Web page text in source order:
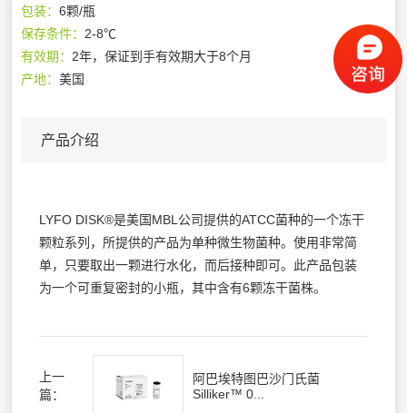
包装：6颗/瓶
保存条件： 2-8℃
有效期： 2年，保证到手有效期大于8个月
产地：美国
产品介绍
LYFO DISK®是美国MBL公司提供的ATCC菌种的一个冻干
颗粒系列，所提供的产品为单种微生物菌种。使用非常简
单，只要取出一颗进行水化，而后接种即可。此产品包装
为一个可重复密封的小瓶，其中含有6颗冻干菌株。
上一
篇：
阿巴埃特图巴沙门氏菌
Silliker™ 0...